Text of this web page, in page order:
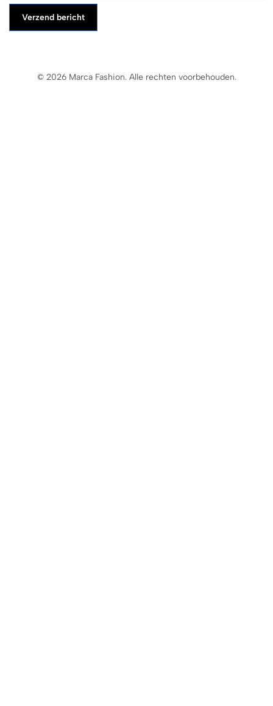
Verzend bericht
© 2026 Marca Fashion. Alle rechten voorbehouden.